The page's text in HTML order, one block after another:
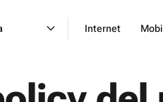
Internet